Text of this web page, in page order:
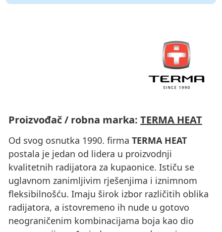
Proizvođač / robna marka: TERMA HEAT
Od svog osnutka 1990. firma TERMA HEAT
postala je jedan od lidera u proizvodnji
kvalitetnih radijatora za kupaonice. Ističu se
uglavnom zanimljivim rješenjima i iznimnom
fleksibilnošću. Imaju širok izbor različitih oblika
radijatora, a istovremeno ih nude u gotovo
neograničenim kombinacijama boja kao dio